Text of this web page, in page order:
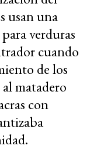
usan una
verduras
cuando
de los
matadero
con